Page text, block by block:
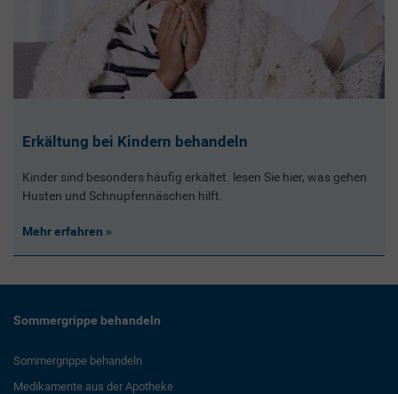
Erkältung bei Kindern behandeln
Kinder sind besonders häufig erkältet. lesen Sie hier, was gehen
Husten und Schnupfennäschen hilft.
Mehr erfahren
Sommergrippe behandeln
Sommergrippe behandeln
Medikamente aus der Apotheke